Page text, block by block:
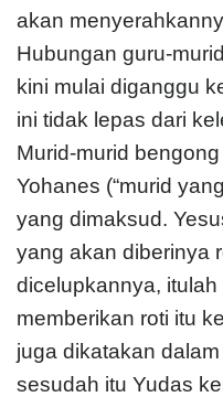
akan
Hubungan guru-
kini mulai diganggu
ini tidak lepas dari
Murid-murid
Yohanes (“murid
yang dimaksud.
yang akan diberinya
dicelupkannya,
memberikan roti itu
juga dikatakan
sesudah itu Yudas